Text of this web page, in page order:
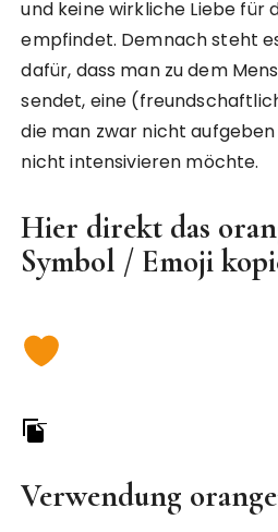
und keine wirkliche Liebe für
empfindet. Demnach steht
dafür, dass man zu dem
sendet, eine
die man zwar nicht
nicht intensivieren möchte.
Hier direkt das
Symbol / Emoji
Verwendung